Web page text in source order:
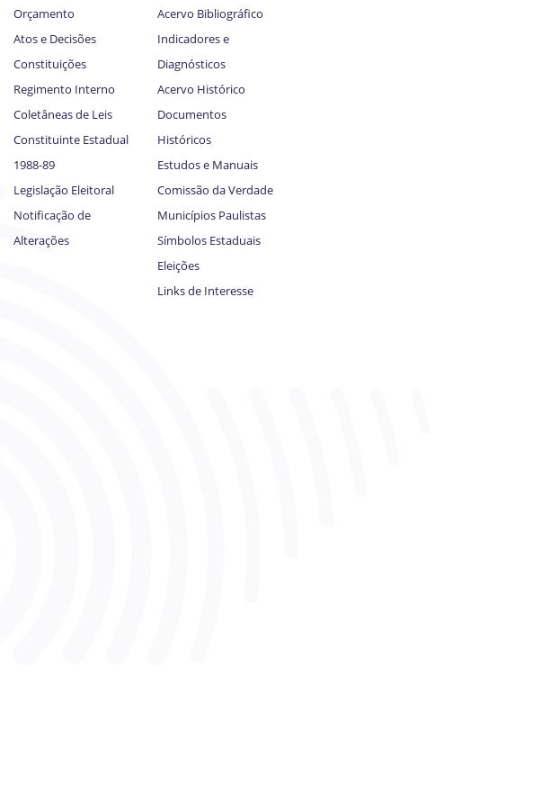
Orçamento
Atos e Decisões
Constituições
Regimento Interno
Coletâneas de Leis
Constituinte Estadual
1988-89
Legislação Eleitoral
Notificação de
Alterações
Acervo Bibliográfico
Indicadores e
Diagnósticos
Acervo Histórico
Documentos
Históricos
Estudos e Manuais
Comissão da Verdade
Municípios Paulistas
Símbolos Estaduais
Eleições
Links de Interesse